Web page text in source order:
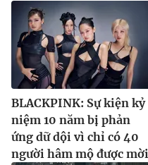
BLACKPINK: Sự kiện kỷ
niệm 10 năm bị phản
ứng dữ dội vì chỉ có 40
người hâm mộ được mời